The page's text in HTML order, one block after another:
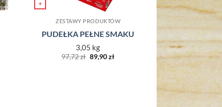
+
ZESTAWY PRODUKTÓW
PUDEŁKA PEŁNE SMAKU
3,05 kg
97,72zł Pierwotna
cena
89,90złAktualna